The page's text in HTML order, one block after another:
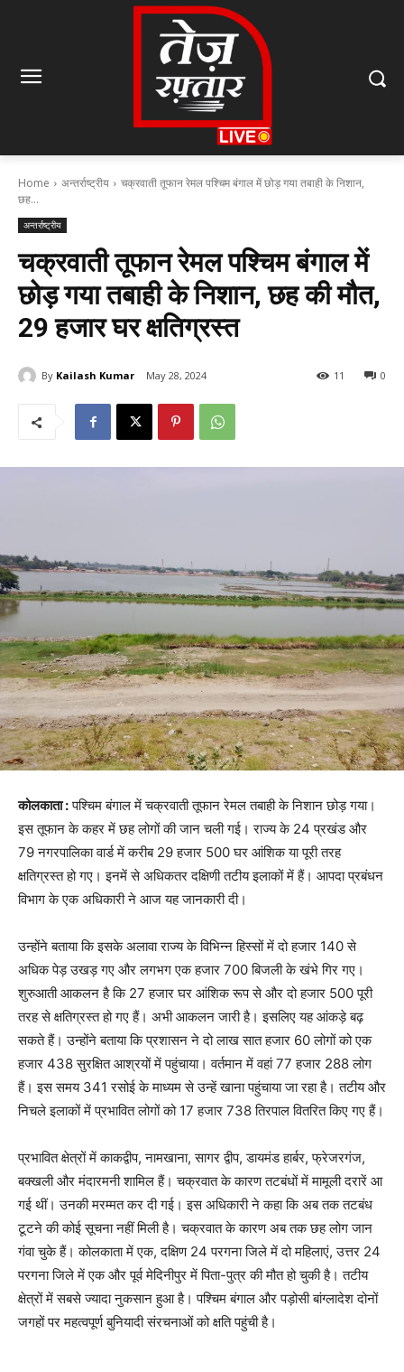
Home अन्तर्राष्ट्रीय
चक्रवाती तूफान रेमल पश्चिम बंगाल में छोड़ गया तबाही के निशान,
छह...
अन्तर्राष्ट्रीय
चक्रवाती तूफान रेमल पश्चिम बंगाल में
छोड़ गया तबाही के निशान, छह की मौत,
29 हजार घर क्षतिग्रस्त
By Kailash Kumar May 28, 2024 0
11
कोलकाता :पश्चिम बंगाल में चक्रवाती तूफान रेमल तबाही के निशान छोड़ गया।
इस तूफान के कहर में छह लोगों की जान चली गई। राज्य के 24 प्रखंड और
79 नगरपालिका वार्ड में करीब 29 हजार 500 घर आंशिक या पूरी तरह
क्षतिग्रस्त हो गए। इनमें से अधिकतर दक्षिणी तटीय इलाकों में हैं। आपदा प्रबंधन
विभाग के एक अधिकारी ने आज यह जानकारी दी।
उन्होंने बताया कि इसके अलावा राज्य के विभिन्न हिस्सों में दो हजार 140 से
अधिक पेड़ उखड़ गए और लगभग एक हजार 700 बिजली के खंभे गिर गए।
शुरुआती आकलन है कि 27 हजार घर आंशिक रूप से और दो हजार 500 पूरी
तरह से क्षतिग्रस्त हो गए हैं। अभी आकलन जारी है। इसलिए यह आंकड़े बढ़
सकते हैं। उन्होंने बताया कि प्रशासन ने दो लाख सात हजार 60 लोगों को एक
हजार 438 सुरक्षित आश्रयों में पहुंचाया। वर्तमान में वहां 77 हजार 288 लोग
हैं। इस समय 341 रसोई के माध्यम से उन्हें खाना पहुंचाया जा रहा है। तटीय और
निचले इलाकों में प्रभावित लोगों को 17 हजार 738 तिरपाल वितरित किए गए हैं।
प्रभावित क्षेत्रों में काकद्वीप, नामखाना, सागर द्वीप, डायमंड हार्बर, फ्रेजरगंज,
बक्खली और मंदारमनी शामिल हैं। चक्रवात के कारण तटबंधों में मामूली दरारें आ
गई थीं। उनकी मरम्मत कर दी गई। इस अधिकारी ने कहा कि अब तक तटबंध
टूटने की कोई सूचना नहीं मिली है। चक्रवात के कारण अब तक छह लोग जान
गंवा चुके हैं। कोलकाता में एक, दक्षिण 24 परगना जिले में दो महिलाएं, उत्तर 24
परगना जिले में एक और पूर्व मेदिनीपुर में पिता-पुत्र की मौत हो चुकी है। तटीय
क्षेत्रों में सबसे ज्यादा नुकसान हुआ है। पश्चिम बंगाल और पड़ोसी बांग्लादेश दोनों
जगहों पर महत्वपूर्ण बुनियादी संरचनाओं को क्षति पहुंची है।